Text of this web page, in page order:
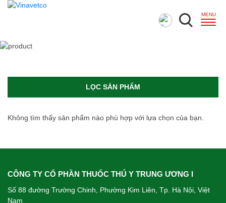
LỌC SẢN PHẨM
Không tìm thấy sản phẩm nào phù hợp với lựa chọn của bạn.
CÔNG TY CỔ PHẦN THUỐC THÚ Y TRUNG ƯƠNG I
Số 88 đường Trường Chinh, Phường Kim Liên, Tp. Hà Nội, Việt
Nam